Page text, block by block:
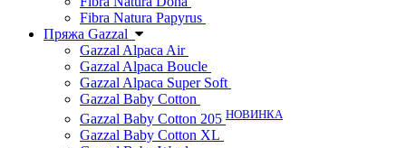
Fibra Natura Papyrus
Пряжа Gazzal
Gazzal Alpaca Air
Gazzal Alpaca Boucle
Gazzal Alpaca Super Soft
Gazzal Baby Cotton
Gazzal Baby Cotton 205 НОВИНКА
Gazzal Baby Cotton XL